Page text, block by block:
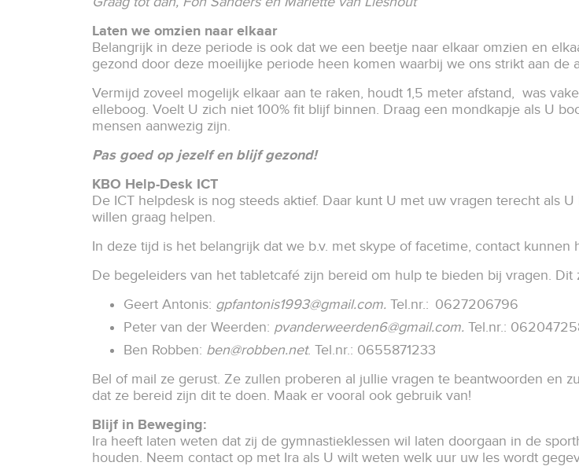
Laten we omzien naar elkaar
Belangrijk in deze periode is ook dat we een beetje naar elkaar omzien en
gezond door deze moeilijke periode heen komen waarbij we ons strikt aan de
Vermijd zoveel mogelijk elkaar aan te raken, houdt 1,5 meter afstand, was
elleboog. Voelt U zich niet 100% fit blijf binnen. Draag een mondkapje als U
mensen aanwezig zijn.
Pas goed op jezelf en blijf gezond!
KBO Help-Desk ICT
De ICT helpdesk is nog steeds aktief. Daar kunt U met uw vragen terecht als
willen graag helpen.
In deze tijd is het belangrijk dat we b.v. met skype of facetime, contact
De begeleiders van het tabletcafé zijn bereid om hulp te bieden bij vragen. Dit
Geert Antonis: gpfantonis1993@gmail.com. Tel.nr.: 0627206796
Peter van der Weerden: pvanderweerden6@gmail.com. Tel.nr.:
Ben Robben: ben@robben.net. Tel.nr.: 0655871233
Bel of mail ze gerust. Ze zullen proberen al jullie vragen te beantwoorden en
dat ze bereid zijn dit te doen. Maak er vooral ook gebruik van!
Blijf in Beweging:
Ira heeft laten weten dat zij de gymnastieklessen wil laten doorgaan in de
houden. Neem contact op met Ira als U wilt weten welk uur uw les wordt